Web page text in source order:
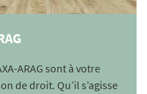
ARAG sont à votre
de droit. Qu’il s’agisse